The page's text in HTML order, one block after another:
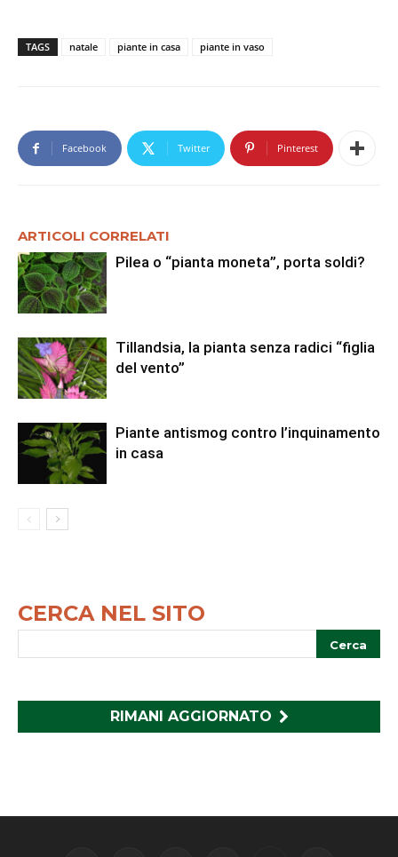
TAGS natale piante in casa piante in vaso
Facebook Twitter Pinterest
ARTICOLI CORRELATI
Pilea o “pianta moneta”, porta soldi?
Tillandsia, la pianta senza radici “figlia
del vento”
Piante antismog contro l’inquinamento
in casa
CERCA NEL SITO
RIMANI AGGIORNATO